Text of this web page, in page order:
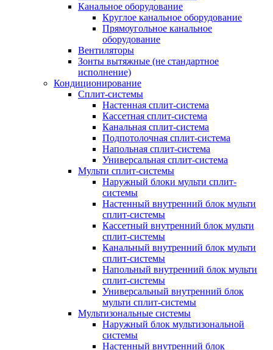
Канальное оборудование
Круглое канальное оборудование
Прямоугольное канальное
оборудование
Вентиляторы
Зонты вытяжные (не стандартное
исполнение)
Кондиционирование
Сплит-системы
Настенная сплит-система
Кассетная сплит-система
Канальная сплит-система
Подпотолочная сплит-система
Напольная сплит-система
Универсальная сплит-система
Мульти сплит-системы
Наружный блоки мульти сплит-
системы
Настенный внутренний блок мульти
сплит-системы
Кассетный внутренний блок мульти
сплит-системы
Канальный внутренний блок мульти
сплит-системы
Напольный внутренний блок мульти
сплит-системы
Универсальный внутренний блок
мульти сплит-системы
Мультизональные системы
Наружный блок мультизональной
системы
Настенный внутренний блок